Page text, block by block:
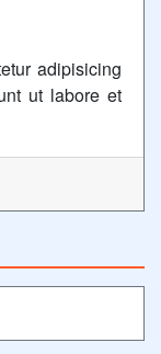
adipisicing
ut labore et